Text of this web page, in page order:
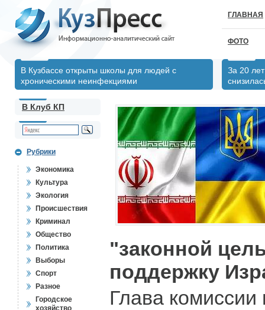
ГЛАВНАЯ
ФОТО
В Кузбассе открыты школы для людей с
хроническими неинфекциями
За 20
В Клуб КП
Рубрики
Экономика
Культура
Экология
Происшествия
Криминал
Общество
Политика
Выборы
Спорт
Разное
Городское
хозяйство
"законной
поддержку
Глава комиссии